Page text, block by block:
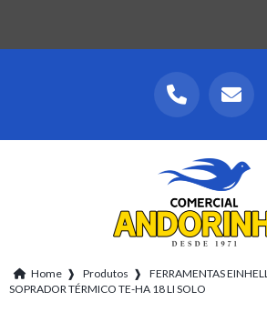
Home ❱ Produtos ❱ FERRAMENTAS EINHELL
SOPRADOR TÉRMICO TE-HA 18 LI SOLO